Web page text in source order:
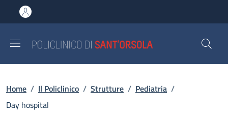
al contenuto principale
to footer content
Briciole di pane
Home / Il Policlinico / Strutture / Pediatria /
Day hospital